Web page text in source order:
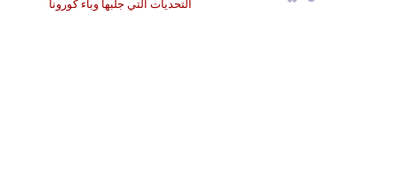
التحديات التي جلبها وباء كورونا